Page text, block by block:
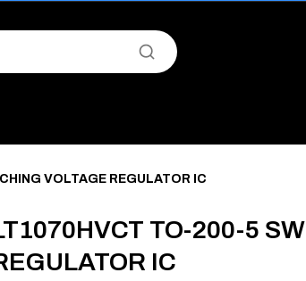
Hemen Teslim."
Avantajını Kaçırmayın!"
VOLTAGE REGULATOR IC
TO-200-5
IC